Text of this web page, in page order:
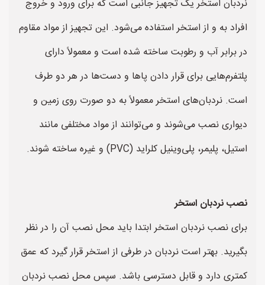
نردبان استخر یک تجهیز جانبی است که برای ورود و خروج
افراد به و از استخر استفاده می‌شود. این تجهیز از مواد مقاوم
در برابر آب و رطوبت ساخته شده است و معمولاً دارای
پلتفرم‌هایی برای قرار دادن پاها و دست‌ها در هر دو طرف
است. نردبان‌های استخر معمولاً به دو صورت روی زمین و
دیواری نصب می‌شوند و می‌توانند از مواد مختلفی مانند
استیل، پلیمر، پلی‌وینیل کلراید (PVC) و غیره ساخته شوند.
نصب نردبان استخر
برای نصب نردبان استخر ابتدا باید محل نصب آن را در نظر
بگیرید. بهتر است نردبان در طرفی از استخر قرار گیرد که عمق
کمتری دارد و قابل دسترسی باشد. سپس محل نصب نردبان